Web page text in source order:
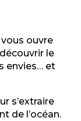
ouvre
le
envies… et
s’extraire
de l’océan.